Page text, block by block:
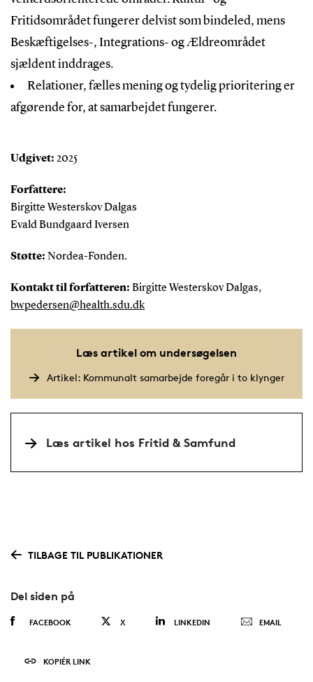
Fritidsområdet fungerer delvist som bindeled, mens
Beskæftigelses-, Integrations- og Ældreområdet
sjældent inddrages.
Relationer, fælles mening og tydelig prioritering er
afgørende for, at samarbejdet fungerer.
Udgivet: 2025
Forfattere:
Birgitte Westerskov Dalgas
Evald Bundgaard Iversen
Støtte: Nordea-Fonden.
Kontakt til forfatteren: Birgitte Westerskov Dalgas,
bwpedersen@health.sdu.dk
Læs artikel om undersøgelsen
Artikel: Kommunalt samarbejde foregår i to klynger
Læs artikel hos Fritid & Samfund
TILBAGE TIL PUBLIKATIONER
Del siden på
FACEBOOK X LINKEDIN EMAIL
KOPIÉR LINK